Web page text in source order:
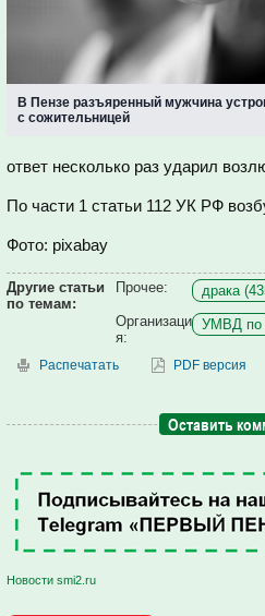
В Пензе разъяренный мужчина
с сожительницей
ответ несколько раз ударил
По части 1 статьи 112 УК РФ
Фото: pixabay
Другие статьи
по темам:
Прочее: драка
Организаци
я:
УМВД по
Распечатать PDF версия
Оставить
Новости smi2.ru